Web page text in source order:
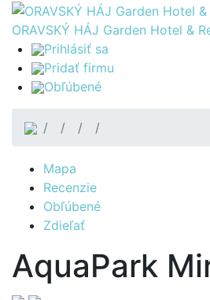
ORAVSKÝ HÁJ Garden Hotel &
Prihlásiť sa
Pridať firmu
Obľúbené
Mapa
Recenzie
Obľúbené
Zdieľať
AquaPark